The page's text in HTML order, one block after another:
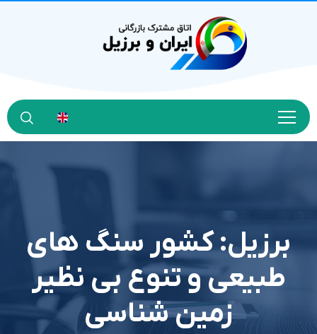
برزیل: کشور سنگ های
طبیعی و تنوع بی نظیر
زمین شناسی